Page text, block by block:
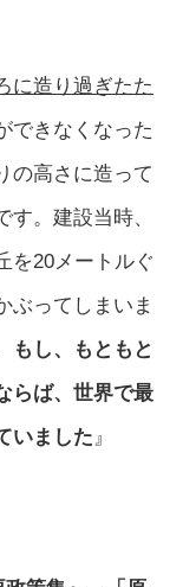
に造り過ぎたた
できなくなった
の高さに造って
。建設当時、
を20メートルぐ
ぶってしまいま
もし、もともと
らば、世界で最
いました 』